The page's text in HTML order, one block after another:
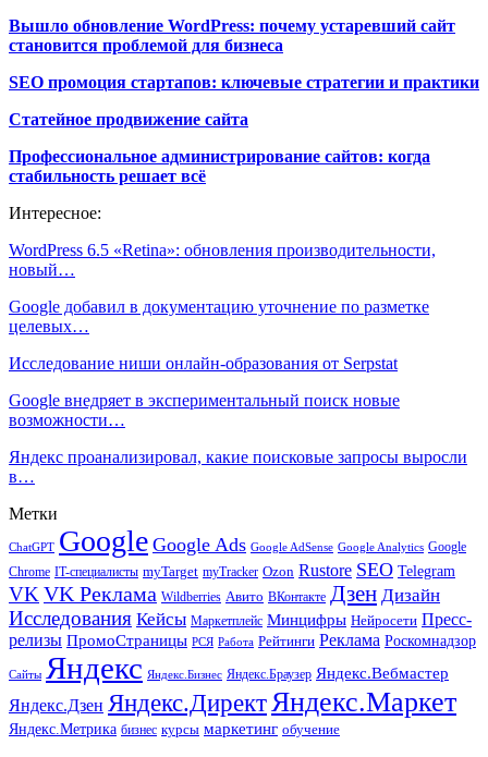
Вышло обновление WordPress: почему устаревший сайт
становится проблемой для бизнеса
SEO промоция стартапов: ключевые стратегии и практики
Статейное продвижение сайта
Профессиональное администрирование сайтов: когда
стабильность решает всё
Интересное:
WordPress 6.5 «Retina»: обновления производительности,
новый…
Google добавил в документацию уточнение по разметке
целевых…
Исследование ниши онлайн-образования от Serpstat
Google внедряет в экспериментальный поиск новые
возможности…
Яндекс проанализировал, какие поисковые запросы выросли
в…
Метки
ChatGPT Google Google Ads Google AdSense Google Analytics Google
Chrome IT-специалисты myTarget myTracker Ozon Rustore SEO Telegram
VKVK Реклама Wildberries Авито ВКонтакте Дзен Дизайн
Исследования Кейсы Маркетплейс Минцифры Нейросети Пресс-
релизы ПромоСтраницы РСЯ Работа Рейтинги Реклама Роскомнадзор
Сайты Яндекс Яндекс.Бизнес Яндекс.Браузер Яндекс.Вебмастер
Яндекс.Дзен Яндекс.ДиректЯндекс.Маркет
Яндекс.Метрика бизнес курсы маркетинг обучение